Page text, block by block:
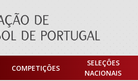
COMPETIÇÕES
SELEÇÕES
NACIONAIS